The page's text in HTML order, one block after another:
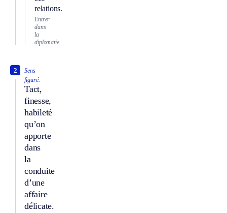
relations.
Entrer
dans
la
diplomatie.
Sens
figuré.
Tact,
finesse,
habileté
qu’on
apporte
dans
la
conduite
d’une
affaire
délicate.
2